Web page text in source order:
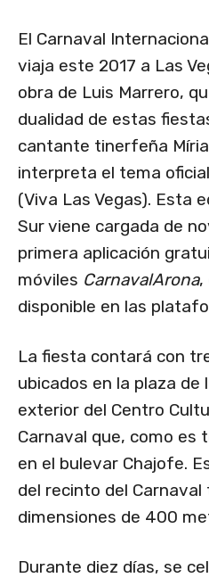
El Carnaval
viaja este 2017 a Las
obra de Luis Marrero,
dualidad de estas
cantante tinerfeña
interpreta el tema
(Viva Las Vegas). Esta
Sur viene cargada de
primera aplicación
móviles CarnavalArona,
disponible en las
La fiesta contará con
ubicados en la plaza de
exterior del Centro
Carnaval que, como es
en el bulevar Chajofe.
del recinto del Carnaval
dimensiones de 400
Durante diez días, se